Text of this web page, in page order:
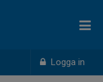
Logga in